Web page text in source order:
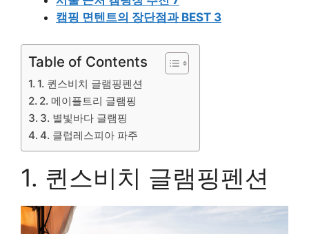
캠핑 면텐트의 장단점과 BEST 3
Table of Contents
1. 퀸스비치 글램핑펜션
2. 메이플트리 글램핑
3. 별빛바다 글램핑
4. 클럽레스피아 파주
1. 퀸스비치 글램핑펜션